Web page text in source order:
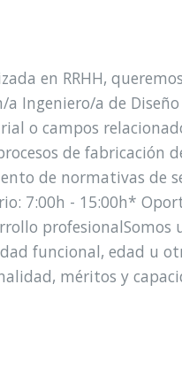
en RRHH,
Ingeniero/a de Diseño
o campos
de fabricación
de normativas de
7:00h - 15:00h*
profesionalSomos
funcional, edad u
méritos y